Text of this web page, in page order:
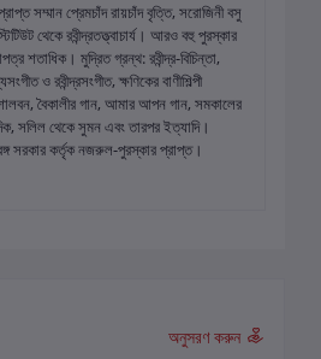
সম্মান প্রেমচাঁদ রায়চাঁদ বৃত্তি, সরোজিনী বসু
থেকে রবীন্দ্রতত্ত্বাচার্য। আরও বহু পুরস্কার
শতাধিক। মুদ্রিত গ্রন্থ: রবীন্দ্র-বিচিন্তা,
ও রবীন্দ্রসংগীত, ক্ষণিকের বাণীশিল্পী
শালবন, বৈকালীর গান, আমার আপন গান, সমকালের
সলিল থেকে সুমন এবং তারপর ইত্যাদি।
সরকার কর্তৃক নজরুল-পুরস্কার প্রাপ্ত।
অনুসরণ করুন